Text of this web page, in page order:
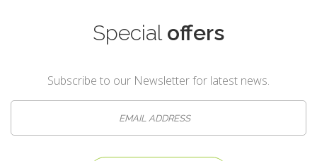
Special offers
Subscribe to our Newsletter for latest news.